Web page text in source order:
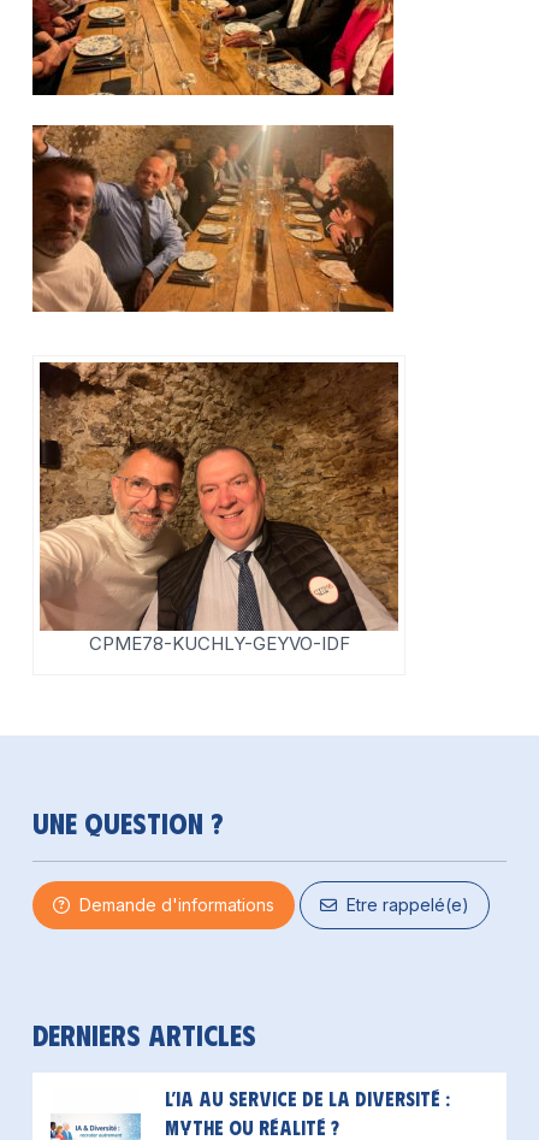
CPME78-KUCHLY-GEYVO-IDF
Une question ?
Demande d'informations Etre rappelé(e)
Derniers articles
L’IA au service de la diversité :
mythe ou réalité ?